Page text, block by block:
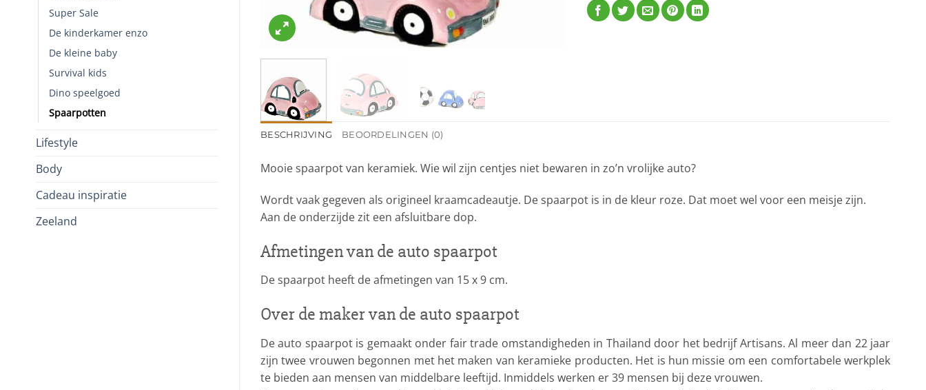
Super Sale
De kinderkamer enzo
De kleine baby
Survival kids
Dino speelgoed
Spaarpotten
Lifestyle
Body
Cadeau inspiratie
Zeeland
BESCHRIJVING BEOORDELINGEN (0)
Mooie spaarpot van keramiek. Wie wil zijn centjes niet bewaren in zo’n vrolijke auto?
Wordt vaak gegeven als origineel kraamcadeautje. De spaarpot is in de kleur roze. Dat moet wel voor een meisje zijn.
Aan de onderzijde zit een afsluitbare dop.
Afmetingen van de auto spaarpot
De spaarpot heeft de afmetingen van 15 x 9 cm.
Over de maker van de auto spaarpot
De auto spaarpot is gemaakt onder fair trade omstandigheden in Thailand door het bedrijf Artisans. Al meer dan 22 jaar
zijn twee vrouwen begonnen met het maken van keramieke producten. Het is hun missie om een comfortabele werkplek
te bieden aan mensen van middelbare leeftijd. Inmiddels werken er 39 mensen bij deze vrouwen.